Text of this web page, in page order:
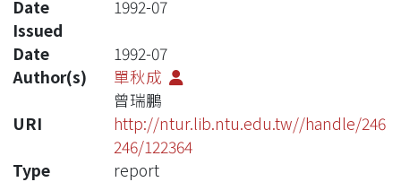
Date
Issued
1992-07
Date
1992-07
Author(s)
單秋成
曾瑞鵬
URI
http://ntur.lib.ntu.edu.tw//handle/246
246/122364
Type
report